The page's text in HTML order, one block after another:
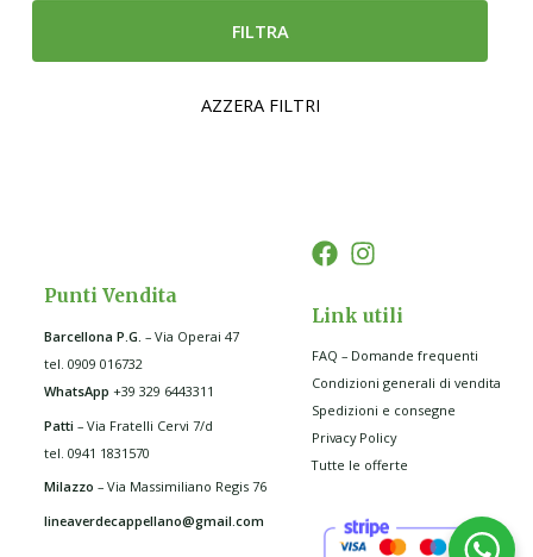
FILTRA
AZZERA FILTRI
Punti Vendita
Barcellona P.G. – Via Operai 47
tel. 0909 016732
WhatsApp +39 329 6443311
Patti – Via Fratelli Cervi 7/d
tel. 0941 1831570
Milazzo– Via Massimiliano Regis 76
lineaverdecappellano@gmail.com
Link utili
FAQ – Domande frequenti
Condizioni generali di vendita
Spedizioni e consegne
Privacy Policy
Tutte le offerte